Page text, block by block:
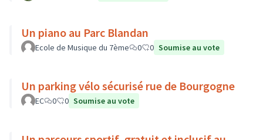
Un piano au Parc Blandan
Ecole de Musique du 7ème 0 0 Soumise au vote
Un parking vélo sécurisé rue de Bourgogne
EC 0 0 Soumise au vote